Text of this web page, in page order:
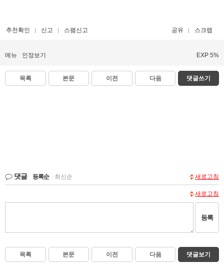
추천확인 신고 스팸신고 공유 스크랩
메뉴 인장보기 EXP 5%
목록 본문 이전 다음 댓글쓰기
댓글 등록순 최신순 새로고침
새로고침
등록
목록 본문 이전 다음 댓글보기